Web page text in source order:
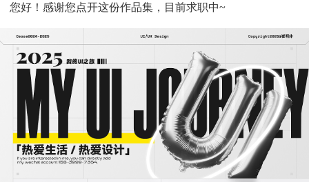
您好！感谢您点开这份作品集，目前求职中~